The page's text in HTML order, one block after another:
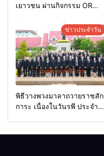
เยาวชน ผ่านกิจกรรม OR
ข่าวประจำวัน
พิธีวางพวงมาลาถวายราชสัก
การะ เนื่องในวันรพี ประจำปี